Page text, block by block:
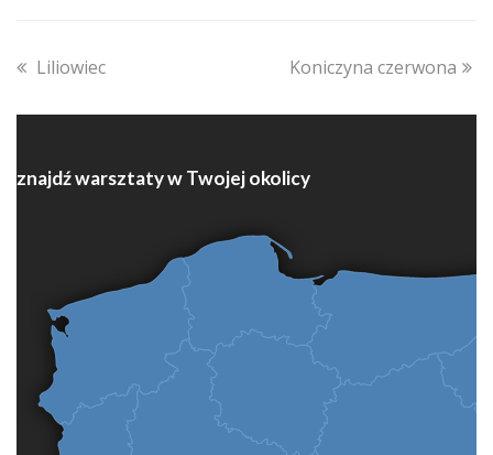
previous
Liliowiec
next
Koniczyna czerwona
znajdź warsztaty w Twojej okolicy